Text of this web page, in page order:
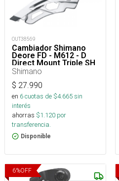
OUT38569
Cambiador Shimano
Deore FD - M612 - D
Direct Mount Triple SH
- 20
Shimano
$ 27.990
en 6cuotas de $4.665sin
interés
ahorras $1.120 por
transferencia.
Disponible
6%OFF